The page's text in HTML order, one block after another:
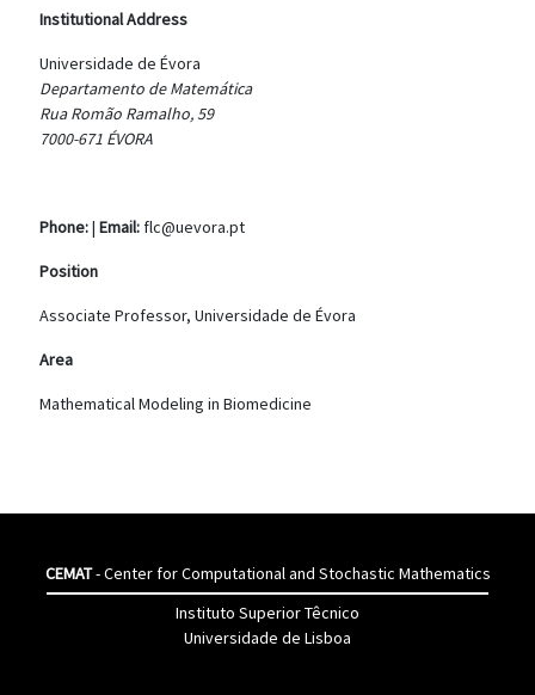
Institutional Address
Universidade de Évora
Departamento de Matemática
Rua Romão Ramalho, 59
7000-671 ÉVORA
Phone:| Email: flc@uevora.pt
Position
Associate Professor, Universidade de Évora
Area
Mathematical Modeling in Biomedicine
CEMAT- Center for Computational and Stochastic Mathematics
Instituto Superior Têcnico
Universidade de Lisboa